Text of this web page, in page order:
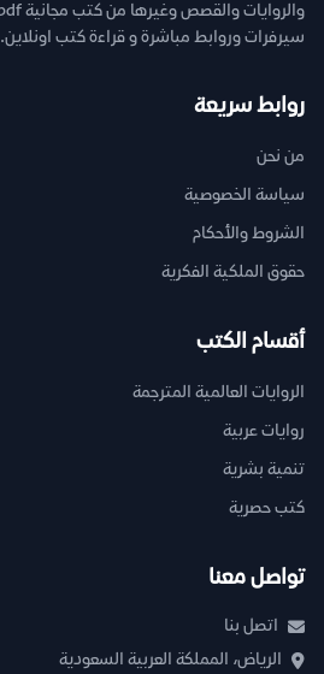
سيرفرات وروابط مباشرة و قراءة كتب اونلاين.
روابط سريعة
من نحن
سياسة الخصوصية
الشروط والأحكام
حقوق الملكية الفكرية
أقسام الكتب
الروايات العالمية المترجمة
روايات عربية
تنمية بشرية
كتب حصرية
تواصل معنا
اتصل بنا
الرياض، المملكة العربية السعودية